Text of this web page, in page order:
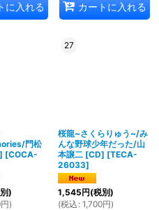
に入れる カートに入れる
門松
[COCA-
)
円)
27
桜龍~さくらりゅう~/み
んな野球少年だった/山
本譲二 [CD] [TECA-
26033]
1,545円(税別)
(税込 : 1,700円)